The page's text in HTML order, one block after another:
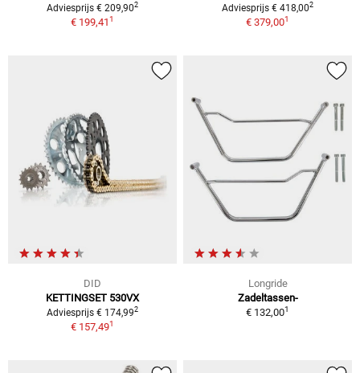
Adviesprijs € 209,902
€ 199,411
Adviesprijs € 418,002
€ 379,001
DID
KETTINGSET 530VX
Adviesprijs € 174,992
€ 157,491
Longride
Zadeltassen-
€ 132,001